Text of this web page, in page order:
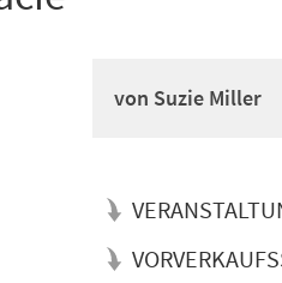
von Suzie Miller